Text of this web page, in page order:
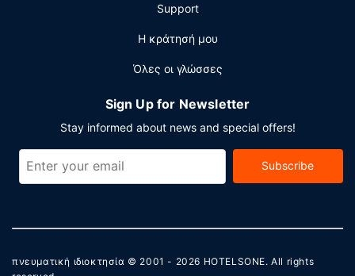
Support
Η κράτησή μου
Όλες οι γλώσσες
Sign Up for Newsletter
Stay informed about news and special offers!
Subscribe
πνευματική ιδιοκτησία © 2001 - 2026 HOTELSONE. All rights